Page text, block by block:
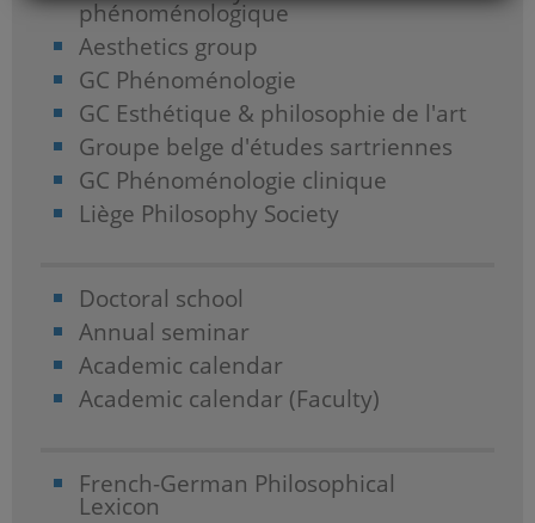
phénoménologique
Aesthetics group
GC Phénoménologie
GC Esthétique & philosophie de l'art
Groupe belge d'études sartriennes
GC Phénoménologie clinique
Liège Philosophy Society
Doctoral school
Annual seminar
Academic calendar
Academic calendar (Faculty)
French-German Philosophical
Lexicon